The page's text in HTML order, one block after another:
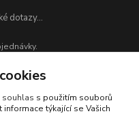
dotazy...
souhlas s použitím souborů
týkající se Vašich